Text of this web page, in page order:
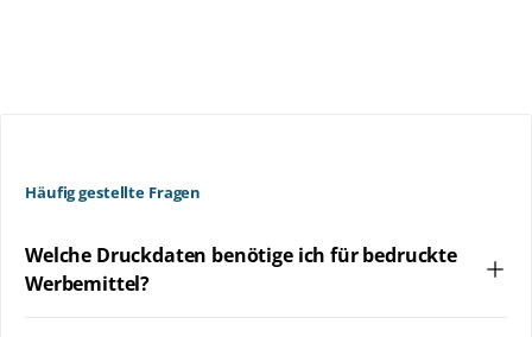
Häufig gestellte Fragen
Welche Druckdaten benötige ich für bedruckte
Werbemittel?